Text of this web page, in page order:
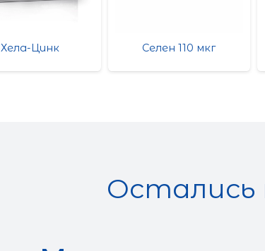
Хела-Цинк Селен 110 мкг
Остались